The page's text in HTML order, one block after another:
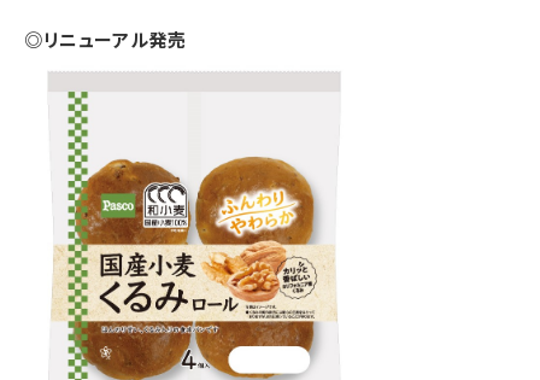
◎リニューアル発売